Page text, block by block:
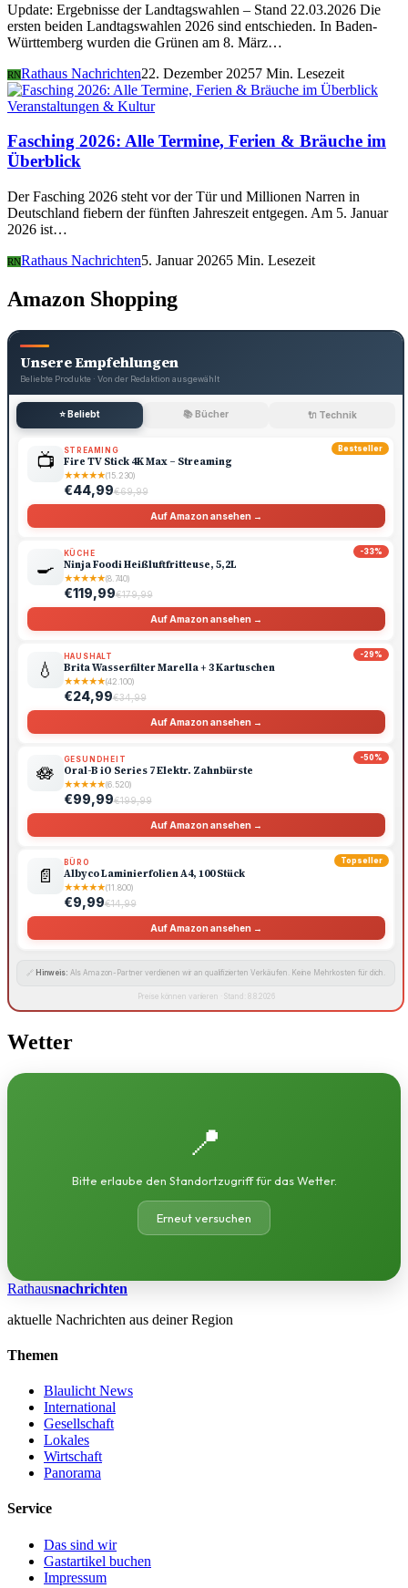
Update: Ergebnisse der Landtagswahlen – Stand 22.03.2026 Die
ersten beiden Landtagswahlen 2026 sind entschieden. In Baden-
Württemberg wurden die Grünen am 8. März…
RNRathaus Nachrichten22. Dezember 20257 Min. Lesezeit
Veranstaltungen & Kultur
Fasching 2026: Alle Termine, Ferien & Bräuche im
Überblick
Der Fasching 2026 steht vor der Tür und Millionen Narren in
Deutschland fiebern der fünften Jahreszeit entgegen. Am 5. Januar
2026 ist…
RNRathaus Nachrichten5. Januar 20265 Min. Lesezeit
Amazon Shopping
Unsere Empfehlungen
Beliebte Produkte · Von der Redaktion ausgewählt
⭐ Beliebt 📚 Bücher 🔌 Technik
Bestseller
📺 STREAMING
Fire TV Stick 4K Max – Streaming
★★★★★(15.230)
€44,99€69,99
Auf Amazon ansehen →
-33%
🍳
KÜCHE
Ninja Foodi Heißluftfritteuse, 5,2L
★★★★★(8.740)
€119,99€179,99
Auf Amazon ansehen →
-29%
💧
HAUSHALT
Brita Wasserfilter Marella + 3 Kartuschen
★★★★★(42.100)
€24,99€34,99
Auf Amazon ansehen →
-50%
🪷
GESUNDHEIT
Oral-B iO Series 7 Elektr. Zahnbürste
★★★★★(6.520)
€99,99€199,99
Auf Amazon ansehen →
Topseller
📄
BÜRO
Albyco Laminierfolien A4, 100 Stück
★★★★★(11.800)
€9,99€14,99
Auf Amazon ansehen →
🔗 Hinweis: Als Amazon-Partner verdienen wir an qualifizierten Verkäufen. Keine Mehrkosten für dich.
Preise können variieren · Stand: 8.8.2026
Wetter
📍
Bitte erlaube den Standortzugriff für das Wetter.
Erneut versuchen
Rathausnachrichten
aktuelle Nachrichten aus deiner Region
Themen
Blaulicht News
International
Gesellschaft
Lokales
Wirtschaft
Panorama
Service
Das sind wir
Gastartikel buchen
Impressum